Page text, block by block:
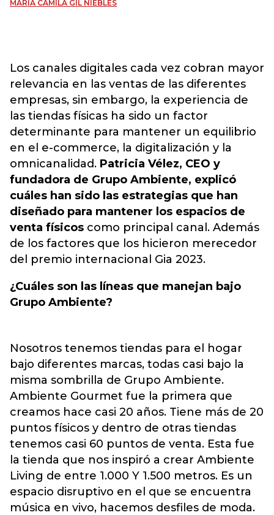
MARÍA CAMILA GIL NIEBLES
Los canales digitales cada vez cobran mayor
relevancia en las ventas de las diferentes
empresas, sin embargo, la experiencia de
las tiendas físicas ha sido un factor
determinante para mantener un equilibrio
en el e-commerce, la digitalización y la
omnicanalidad. Patricia Vélez, CEO y
fundadora de Grupo Ambiente, explicó
cuáles han sido las estrategias que han
diseñado para mantener los espacios de
venta físicos como principal canal. Además
de los factores que los hicieron merecedor
del premio internacional Gia 2023.
¿Cuáles son las líneas que manejan bajo
Grupo Ambiente?
Nosotros tenemos tiendas para el hogar
bajo diferentes marcas, todas casi bajo la
misma sombrilla de Grupo Ambiente.
Ambiente Gourmet fue la primera que
creamos hace casi 20 años. Tiene más de 20
puntos físicos y dentro de otras tiendas
tenemos casi 60 puntos de venta. Esta fue
la tienda que nos inspiró a crear Ambiente
Living de entre 1.000 Y 1.500 metros. Es un
espacio disruptivo en el que se encuentra
música en vivo, hacemos desfiles de moda.